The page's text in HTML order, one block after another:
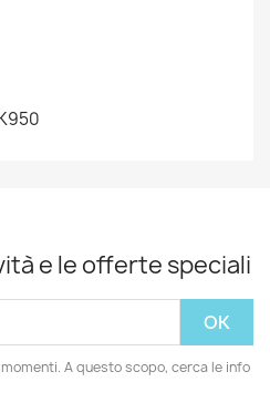
e le offerte speciali
A questo scopo, cerca le info